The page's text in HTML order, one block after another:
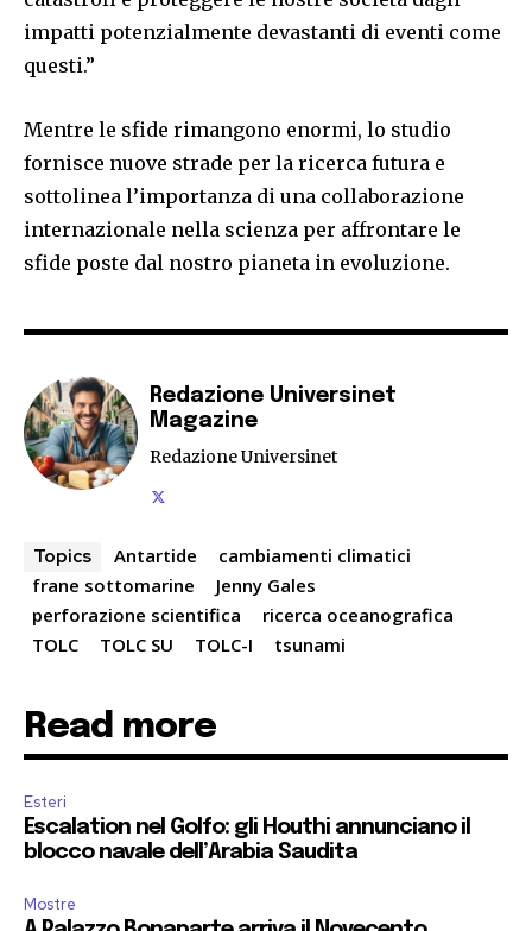
impatti potenzialmente devastanti di eventi come
questi.”
Mentre le sfide rimangono enormi, lo studio
fornisce nuove strade per la ricerca futura e
sottolinea l’importanza di una collaborazione
internazionale nella scienza per affrontare le
sfide poste dal nostro pianeta in evoluzione.
Redazione Universinet
Magazine
Redazione Universinet
Topics Antartide
cambiamenti climatici
frane sottomarine
Jenny Gales
perforazione scientifica
ricerca oceanografica
TOLC
TOLC SU TOLC-I tsunami
Read more
Esteri
Escalation nel Golfo: gli Houthi annunciano il
blocco navale dell’Arabia Saudita
Mostre